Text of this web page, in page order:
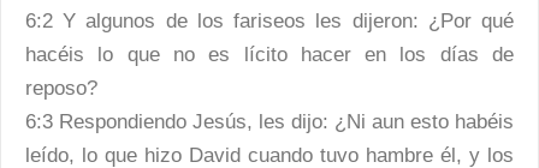
6:2 Y algunos de los fariseos les dijeron: ¿Por qué
hacéis lo que no es lícito hacer en los días de
reposo?
6:3 Respondiendo Jesús, les dijo: ¿Ni aun esto habéis
leído, lo que hizo David cuando tuvo hambre él, y los